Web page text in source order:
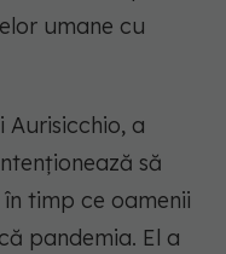
umane cu
Aurisicchio, a
să
timp ce oamenii
pandemia. El a